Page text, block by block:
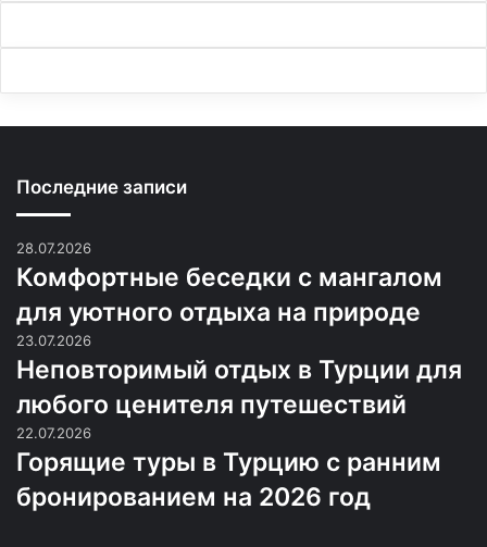
Последние записи
28.07.2026
Комфортные беседки с мангалом
для уютного отдыха на природе
23.07.2026
Неповторимый отдых в Турции для
любого ценителя путешествий
22.07.2026
Горящие туры в Турцию с ранним
бронированием на 2026 год